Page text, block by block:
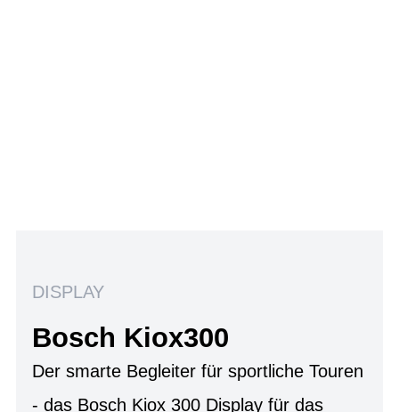
DISPLAY
Bosch Kiox300
Der smarte Begleiter für sportliche Touren
- das Bosch Kiox 300 Display für das